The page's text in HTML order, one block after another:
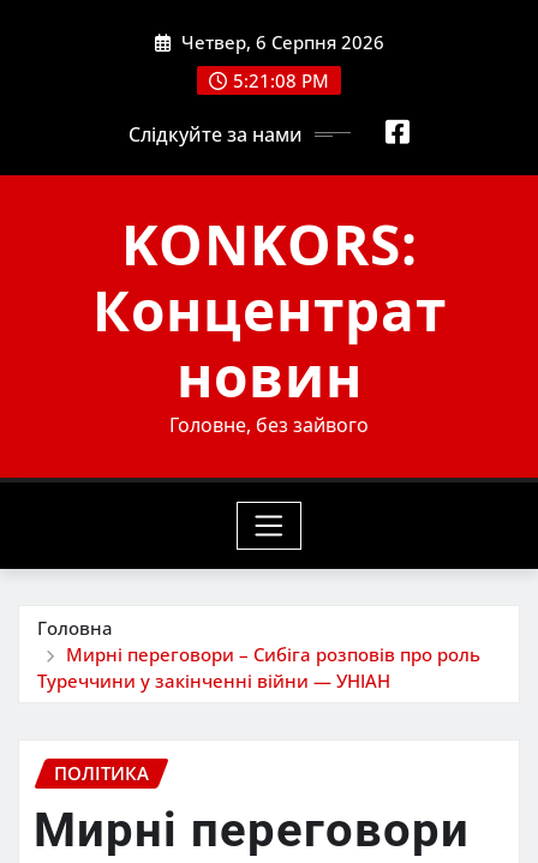
Четвер, 6 Серпня 2026
5:21:10 PM
Слідкуйте за нами
KONKORS:
Концентрат
новин
Головне, без зайвого
Головна
Мирні переговори – Сибіга розповів про роль
Туреччини у закінченні війни — УНІАН
ПОЛІТИКА
Мирні переговори